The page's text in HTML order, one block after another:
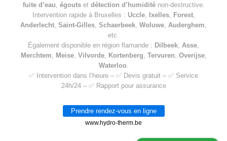
fuite d’eau égoutset détection d’humiditénon-destructive.
Intervention rapide à Bruxelles : Uccle, Ixelles, Forest,
Anderlecht Saint-Gilles Schaerbeek Woluwe Auderghem
etc.
Également disponible en région flamande : Dilbeek Asse
Merchtem
Meise, Vilvorde, Kortenberg Tervuren Overijse,
Waterloo.
✅ Intervention dans l’heure – ✅ Devis gratuit – ✅ Service
24h/24 – ✅ Rapport pour assurance
Prendre rendez-vous en ligne
www.hydro-therm.be